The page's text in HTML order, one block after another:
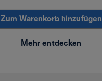
Zum Warenkorb hinzufügen
Mehr entdecken